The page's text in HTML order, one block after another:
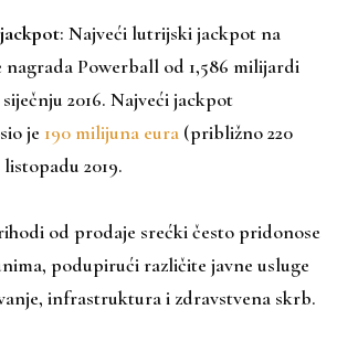
: Najveći lutrijski jackpot na
Powerball od 1,586 milijardi
2016. Najveći jackpot
je 190 milijuna eura (približno 220
2019.
od prodaje srećki često pridonose
podupirući različite javne usluge
infrastruktura i zdravstvena skrb.